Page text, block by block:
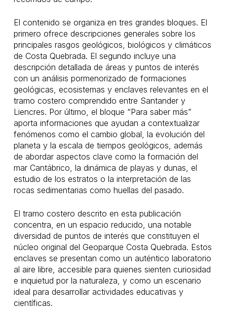
El contenido se organiza en tres grandes bloques. El
primero ofrece descripciones generales sobre los
principales rasgos geológicos, biológicos y climáticos
de Costa Quebrada. El segundo incluye una
descripción detallada de áreas y puntos de interés
con un análisis pormenorizado de formaciones
geológicas, ecosistemas y enclaves relevantes en el
tramo costero comprendido entre Santander y
Liencres. Por último, el bloque “Para saber más”
aporta informaciones que ayudan a contextualizar
fenómenos como el cambio global, la evolución del
planeta y la escala de tiempos geológicos, además
de abordar aspectos clave como la formación del
mar Cantábrico, la dinámica de playas y dunas, el
estudio de los estratos o la interpretación de las
rocas sedimentarias como huellas del pasado.
El tramo costero descrito en esta publicación
concentra, en un espacio reducido, una notable
diversidad de puntos de interés que constituyen el
núcleo original del Geoparque Costa Quebrada. Estos
enclaves se presentan como un auténtico laboratorio
al aire libre, accesible para quienes sienten curiosidad
e inquietud por la naturaleza, y como un escenario
ideal para desarrollar actividades educativas y
científicas.